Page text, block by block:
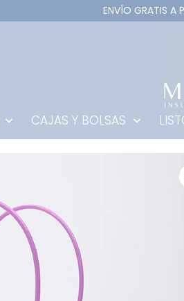
ENVÍO GRATIS A
CAJAS Y BOLSAS